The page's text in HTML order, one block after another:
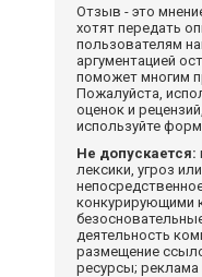
Отзыв - это
хотят передать
пользователям
аргументацией
поможет многим
Пожалуйста,
оценок и
используйте
Не допускается:
лексики, угроз
конкурирующими
деятельность
размещение
ресурсы;